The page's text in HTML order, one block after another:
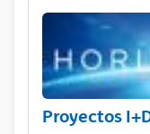
Proyectos